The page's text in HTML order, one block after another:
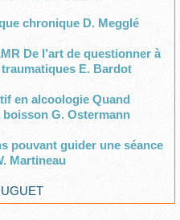
chronique D. Megglé
De l’art de questionner à
E. Bardot
en alcoologie Quand
G. Ostermann
pouvant guider une séance
Martineau